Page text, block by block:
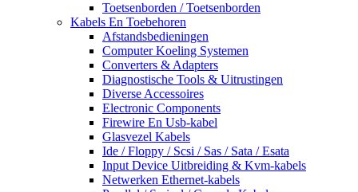
Toetsenborden / Toetsenborden
Kabels En Toebehoren
Afstandsbedieningen
Computer Koeling Systemen
Converters & Adapters
Diagnostische Tools & Uitrustingen
Diverse Accessoires
Electronic Components
Firewire En Usb-kabel
Glasvezel Kabels
Ide / Floppy / Scsi / Sas / Sata / Esata
Input Device Uitbreiding & Kvm-kabels
Netwerken Ethernet-kabels